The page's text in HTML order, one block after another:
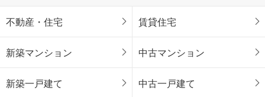
不動産・住宅 賃貸住宅
新築マンション 中古マンション
新築一戸建て 中古一戸建て